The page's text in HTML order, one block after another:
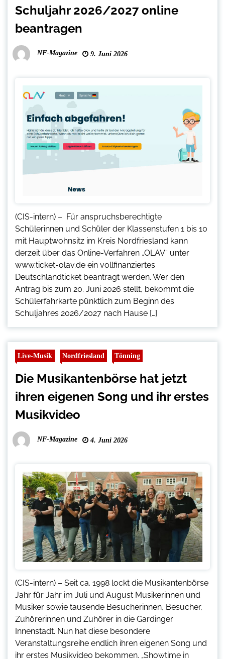
Schuljahr 2026/2027 online
beantragen
NF-Magazine 9. Juni 2026
(CIS-intern) – Für anspruchsberechtigte
Schülerinnen und Schüler der Klassenstufen 1 bis 10
mit Hauptwohnsitz im Kreis Nordfriesland kann
derzeit über das Online-Verfahren „OLAV“ unter
www.ticket-olav.de ein vollfinanziertes
Deutschlandticket beantragt werden. Wer den
Antrag bis zum 20. Juni 2026 stellt, bekommt die
Schülerfahrkarte pünktlich zum Beginn des
Schuljahres 2026/2027 nach Hause […]
Live-Musik Nordfriesland Tönning
Die Musikantenbörse hat jetzt
ihren eigenen Song und ihr erstes
Musikvideo
NF-Magazine 4. Juni 2026
(CIS-intern) – Seit ca. 1998 lockt die Musikantenbörse
Jahr für Jahr im Juli und August Musikerinnen und
Musiker sowie tausende Besucherinnen, Besucher,
Zuhörerinnen und Zuhörer in die Gardinger
Innenstadt. Nun hat diese besondere
Veranstaltungsreihe endlich ihren eigenen Song und
ihr erstes Musikvideo bekommen. „Showtime in